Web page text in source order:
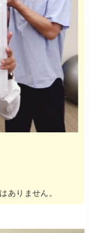
ありません。